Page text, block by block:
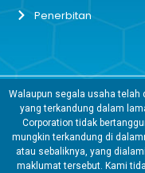
Penerbitan
Walaupun segala usaha
yang terkandung dalam
Corporation tidak
mungkin terkandung di
atau sebaliknya, yang
maklumat tersebut. Kami